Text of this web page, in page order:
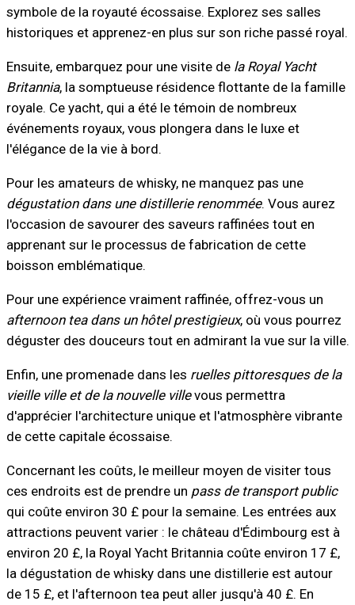
symbole de la royauté écossaise. Explorez ses salles
historiques et apprenez-en plus sur son riche passé royal.
Ensuite, embarquez pour une visite de la Royal Yacht
Britannia, la somptueuse résidence flottante de la famille
royale. Ce yacht, qui a été le témoin de nombreux
événements royaux, vous plongera dans le luxe et
l'élégance de la vie à bord.
Pour les amateurs de whisky, ne manquez pas une
dégustation dans une distillerie renommée. Vous aurez
l'occasion de savourer des saveurs raffinées tout en
apprenant sur le processus de fabrication de cette
boisson emblématique.
Pour une expérience vraiment raffinée, offrez-vous un
afternoon tea dans un hôtel prestigieux, où vous pourrez
déguster des douceurs tout en admirant la vue sur la ville.
Enfin, une promenade dans les ruelles pittoresques de la
vieille ville et de la nouvelle villevous permettra
d'apprécier l'architecture unique et l'atmosphère vibrante
de cette capitale écossaise.
Concernant les coûts, le meilleur moyen de visiter tous
ces endroits est de prendre un pass de transport public
qui coûte environ 30 £ pour la semaine. Les entrées aux
attractions peuvent varier : le château d'Édimbourg est à
environ 20 £, la Royal Yacht Britannia coûte environ 17 £,
la dégustation de whisky dans une distillerie est autour
de 15 £, et l'afternoon tea peut aller jusqu'à 40 £. En